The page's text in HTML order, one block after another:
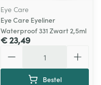
Eye Care
Eye Care Eyeliner
Waterproof 331 Zwart 2,5ml
€ 23,49
Bestel